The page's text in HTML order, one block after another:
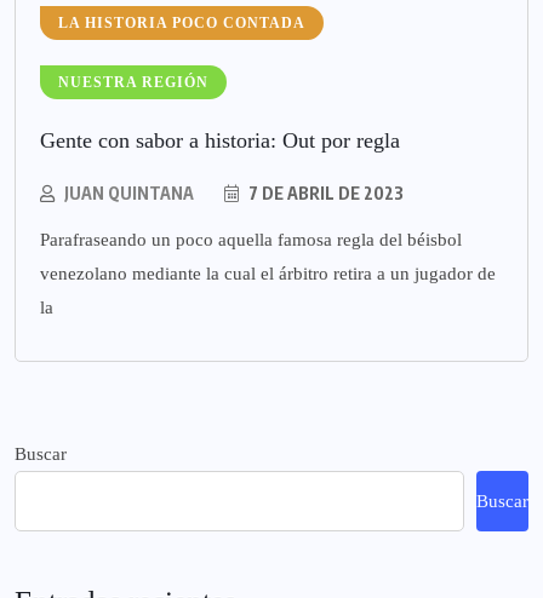
LA HISTORIA POCO CONTADA
NUESTRA REGIÓN
Gente con sabor a historia: Out por regla
JUAN QUINTANA 7 DE ABRIL DE 2023
Parafraseando un poco aquella famosa regla del béisbol
venezolano mediante la cual el árbitro retira a un jugador de
la
Buscar
Buscar